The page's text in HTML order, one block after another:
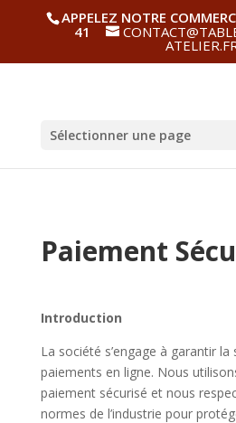
APPELEZ NOTRE
41
Sélectionner une page
Paiement
Introduction
La société s’engage à garantir la
paiements en ligne. Nous
paiement sécurisé et nous
normes de l’industrie pour